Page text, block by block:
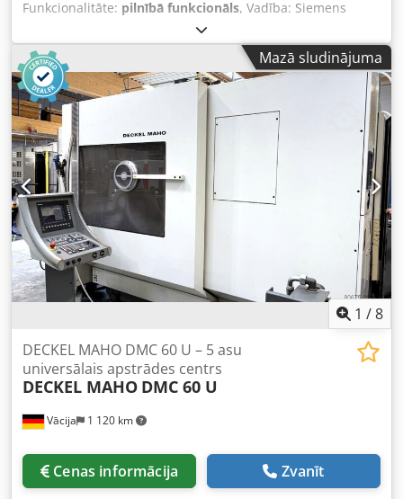
Funkcionalitāte: pilnībā funkcionāls, Vadība: Siemens
840D-SL Instrumentu vietas: 160 Instrumenta stiprinājums:
HSK 63 Vārpstas apgriezieni: 10 000 min-1 / 242 Nm
Paletes izmērs: 630×500 mm Chedpfezrl Dpsx Agysa Palešu
skaits: 2 X ass: 800 mm Y ass: 800 mm Z ass: 1000 mm
Maks. galda slodze: 1000 kg
Mazā sludinājuma
1 /8
Vācija 1 120 km
DECKEL MAHO DMC 60 U – 5 asu
universālais apstrādes centrs
DECKEL MAHO DMC 60 U
Cenas informācija Zvanīt